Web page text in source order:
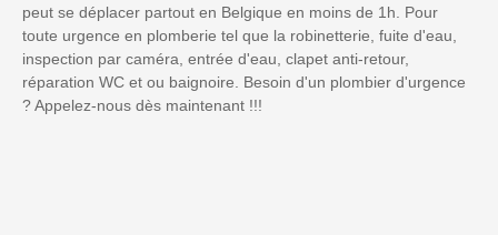
peut se déplacer partout en Belgique en moins de 1h. Pour
toute urgence en plomberie tel que la robinetterie, fuite d'eau,
inspection par caméra, entrée d'eau, clapet anti-retour,
réparation WC et ou baignoire. Besoin d'un plombier d'urgence
? Appelez-nous dès maintenant !!!